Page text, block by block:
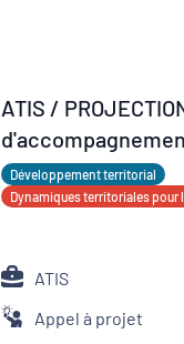
ATIS /
développement
Développement territorial
Dynamiques territoriales pour
ATIS
Appel à projet